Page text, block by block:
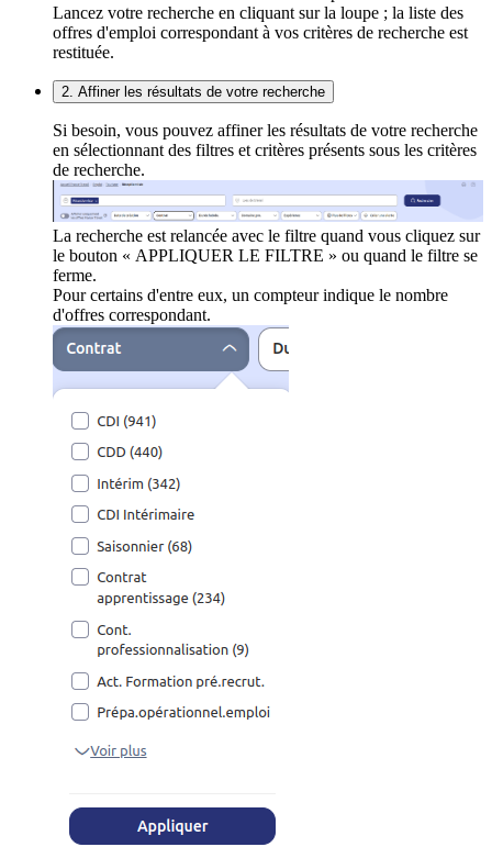
Lancez votre recherche en cliquant sur la loupe ; la liste des
offres d'emploi correspondant à vos critères de recherche est
restituée.
2. Affiner les résultats de votre recherche
Si besoin, vous pouvez affiner les résultats de votre recherche
en sélectionnant des filtres et critères présents sous les critères
de recherche.
La recherche est relancée avec le filtre quand vous cliquez sur
le bouton « APPLIQUER LE FILTRE » ou quand le filtre se
ferme.
Pour certains d'entre eux, un compteur indique le nombre
d'offres correspondant.